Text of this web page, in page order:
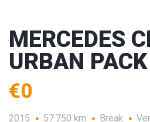
MERCEDES
URBAN PACK
€0
2015 57.750 km Break